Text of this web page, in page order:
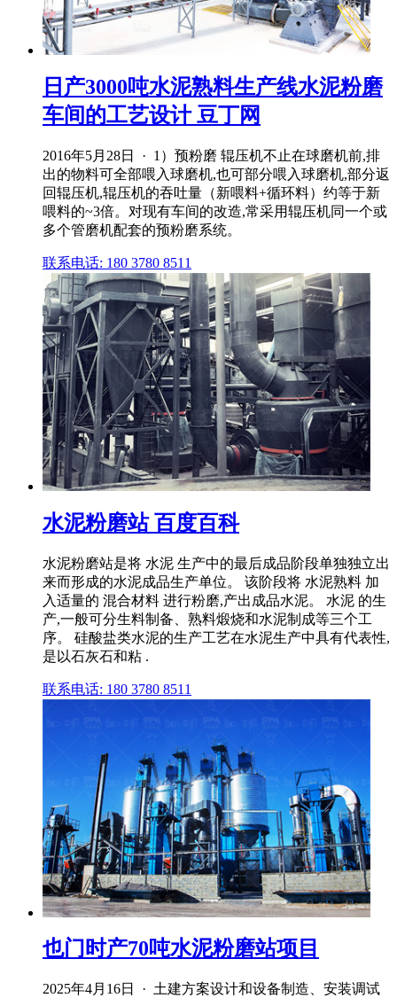
日产3000吨水泥熟料生产线水泥粉磨
车间的工艺设计 豆丁网
2016年5月28日 · 1）预粉磨 辊压机不止在球磨机前,排
出的物料可全部喂入球磨机,也可部分喂入球磨机,部分返
回辊压机,辊压机的吞吐量（新喂料+循环料）约等于新
喂料的~3倍。对现有车间的改造,常采用辊压机同一个或
多个管磨机配套的预粉磨系统。
联系电话: 180 3780 8511
水泥粉磨站 百度百科
水泥粉磨站是将 水泥 生产中的最后成品阶段单独独立出
来而形成的水泥成品生产单位。 该阶段将 水泥熟料 加
入适量的 混合材料 进行粉磨,产出成品水泥。 水泥 的生
产,一般可分生料制备、熟料煅烧和水泥制成等三个工
序。 硅酸盐类水泥的生产工艺在水泥生产中具有代表性,
是以石灰石和粘 .
联系电话: 180 3780 8511
也门时产70吨水泥粉磨站项目
2025年4月16日 · 土建方案设计和设备制造、安装调试